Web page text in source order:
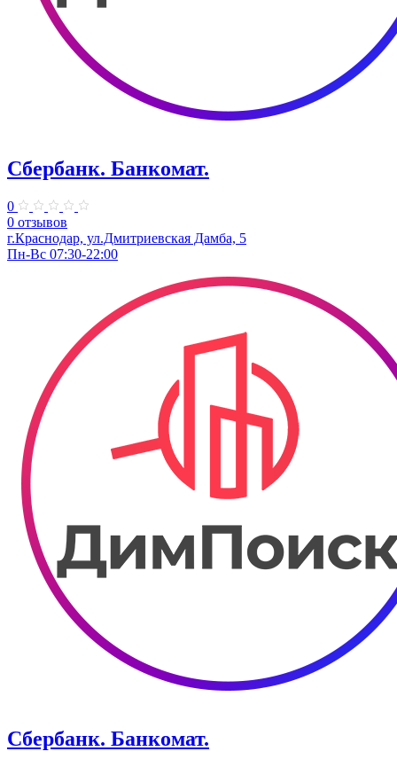
Сбербанк. Банкомат.
0
0 отзывов
г.Краснодар, ул.Дмитриевская Дамба, 5
Пн-Вс 07:30-22:00
Сбербанк. Банкомат.